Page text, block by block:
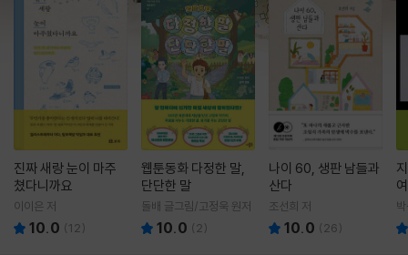
진짜 새랑 눈이 마주
쳤다니까요
이이은 저
10.0 (12)
웹툰동화 다정한 말,
단단한 말
돌배 글그림/고정욱 원저
10.0 ( 2)
나이 60, 생판 남들과
산다
조선희 저
10.0 ( 26)